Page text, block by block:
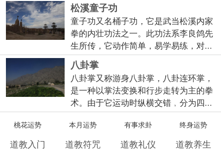
松溪童子功
童子功又名桶子功，它是武当松溪内家
拳的内壮功法之一。此功法系李良鸽先
生所传，它动作简单，易学易练，对...
八卦掌
八卦掌又称游身八卦掌，八卦连环掌，
是一种以掌法变换和行步走转为主的拳
术。由于它运动时纵横交错﹐分为四...
桃花运势 本月运势 有事求卦 终身运势
道教入门 道教符咒 道教礼仪 道教养生